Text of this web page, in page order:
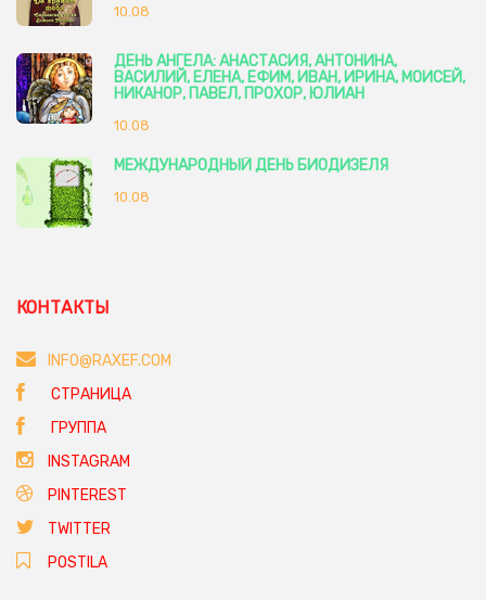
10.08
ДЕНЬ АНГЕЛА: АНАСТАСИЯ, АНТОНИНА,
ВАСИЛИЙ, ЕЛЕНА, ЕФИМ, ИВАН, ИРИНА, МОИСЕЙ,
НИКАНОР, ПАВЕЛ, ПРОХОР, ЮЛИАН
10.08
МЕЖДУНАРОДНЫЙ ДЕНЬ БИОДИЗЕЛЯ
10.08
КОНТАКТЫ
INFO@RAXEF.COM
СТРАНИЦА
ГРУППА
INSTAGRAM
PINTEREST
TWITTER
POSTILA